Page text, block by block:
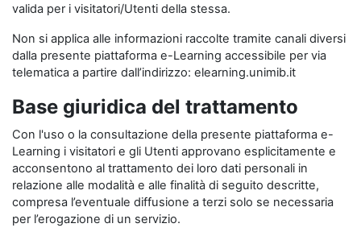
valida per i visitatori/Utenti della stessa.
Non si applica alle informazioni raccolte tramite canali diversi
dalla presente piattaforma e-Learning accessibile per via
telematica a partire dall’indirizzo: elearning.unimib.it
Base giuridica del trattamento
Con l'uso o la consultazione della presente piattaforma e-
Learning i visitatori e gli Utenti approvano esplicitamente e
acconsentono al trattamento dei loro dati personali in
relazione alle modalità e alle finalità di seguito descritte,
compresa l’eventuale diffusione a terzi solo se necessaria
per l’erogazione di un servizio.